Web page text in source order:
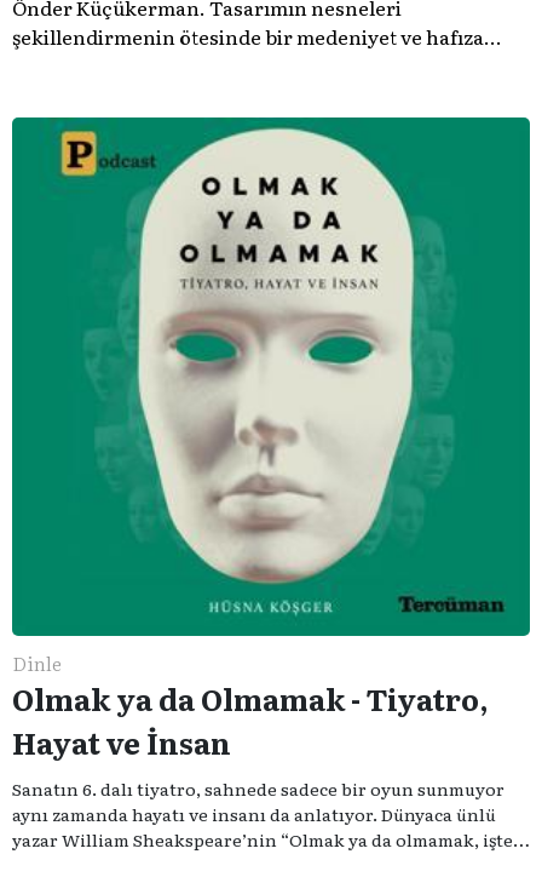
Önder Küçükerman. ​Tasarımın nesneleri
şekillendirmenin ötesinde bir medeniyet ve hafıza
Dinle
Olmak ya da Olmamak - Tiyatro,
Hayat ve İnsan
Sanatın 6. dalı tiyatro, sahnede sadece bir oyun sunmuyor
aynı zamanda hayatı ve insanı da anlatıyor. Dünyaca ünlü
yazar William Sheakspeare’nin “Olmak ya da olmamak, işte